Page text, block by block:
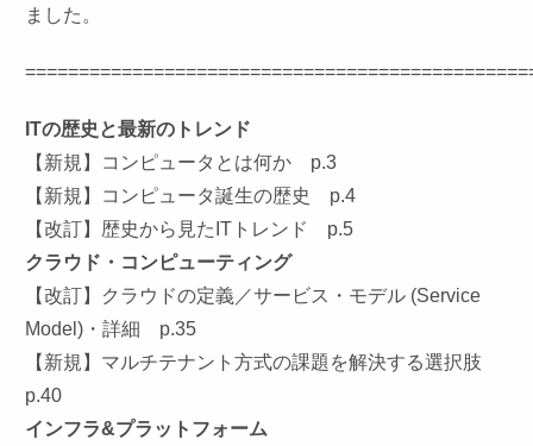
ました。
ITの歴史と最新のトレンド
【新規】コンピュータとは何か p.3
【新規】コンピュータ誕生の歴史 p.4
【改訂】歴史から見たITトレンド p.5
クラウド・コンピューティング
【改訂】クラウドの定義／サービス・モデル (Service
Model)・詳細 p.35
【新規】マルチテナント方式の課題を解決する選択肢
p.40
インフラ&プラットフォーム